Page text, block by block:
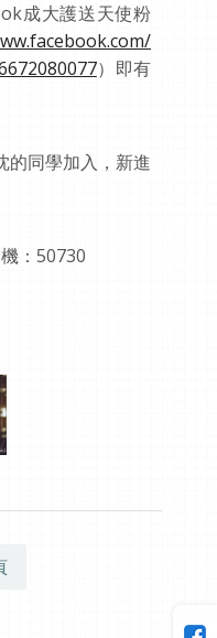
成大護送天使粉
）即有
的同學加入，新進
： 50730